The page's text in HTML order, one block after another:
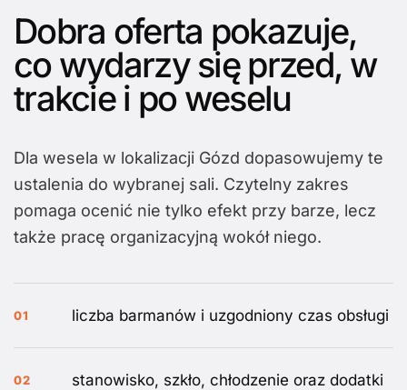
Dobra oferta pokazuje,
co wydarzy się przed, w
trakcie i po weselu
Dla wesela w lokalizacji Gózd dopasowujemy te
ustalenia do wybranej sali. Czytelny zakres
pomaga ocenić nie tylko efekt przy barze, lecz
także pracę organizacyjną wokół niego.
01 liczba barmanów i uzgodniony czas obsługi
02 stanowisko, szkło, chłodzenie oraz dodatki